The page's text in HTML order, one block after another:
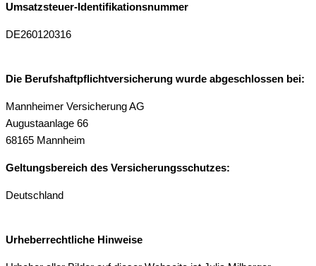
Umsatzsteuer-Identifikationsnummer
DE260120316
Die Berufshaftpflichtversicherung wurde abgeschlossen bei:
Mannheimer Versicherung AG
Augustaanlage 66
68165 Mannheim
Geltungsbereich des Versicherungsschutzes:
Deutschland
Urheberrechtliche Hinweise